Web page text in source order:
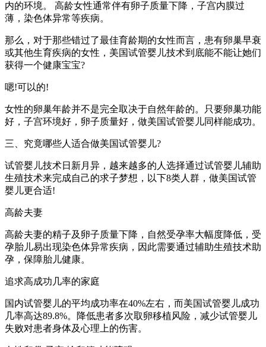
内的环境。 高龄女性通常伴有卵子质量下降，子宫内膜过
薄，染色体异常等疾病。
那么，对于那些错过了最佳育龄期的女性而言，患有卵巢早衰
或其他生育疾病的女性，美国试管婴儿技术到底能不能让她们
获得一个健康宝宝?
嗯!可以的!
女性的卵巢年龄并不是完全取决于自然年龄的。只要卵巢功能
好，子宫环境好，卵子质量好，做美国试管婴儿同样能成功。
三、究竟哪些人适合做美国试管婴儿?
试管婴儿技术日新月异，越来越多的人选择通过试管婴儿辅助
生殖技术来完成自己的求子梦想，以下8类人群，做美国试管
婴儿更合适!
高龄夫妻
高龄夫妻的精子及卵子质量下降，自然受孕率大幅度降低，受
孕胎儿易出现染色体异常疾病，因此需要通过辅助生殖技术助
孕，保障胎儿健康。
追求高成功几率的家庭
国内试管婴儿的平均成功率在40%左右，而美国试管婴儿成功
几率高达89.8%。降低患者多次取卵移植风险，减少试管婴儿
失败对患者身体及心理上的伤害。